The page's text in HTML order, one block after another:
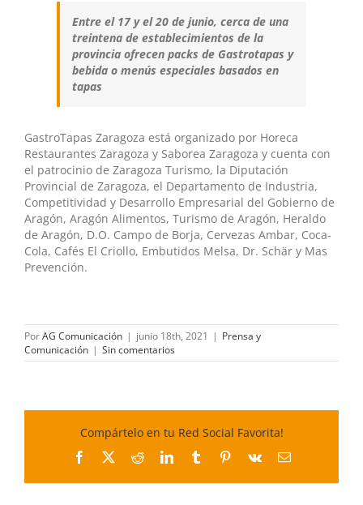
Entre el 17 y el 20 de junio, cerca de una
treintena de establecimientos de la
provincia ofrecen packs de Gastrotapas y
bebida o menús especiales basados en
tapas
GastroTapas Zaragoza está organizado por Horeca
Restaurantes Zaragoza y Saborea Zaragoza y cuenta con
el patrocinio de Zaragoza Turismo, la Diputación
Provincial de Zaragoza, el Departamento de Industria,
Competitividad y Desarrollo Empresarial del Gobierno de
Aragón, Aragón Alimentos, Turismo de Aragón, Heraldo
de Aragón, D.O. Campo de Borja, Cervezas Ambar, Coca-
Cola, Cafés El Criollo, Embutidos Melsa, Dr. Schär y Mas
Prevención.
PorAG Comunicación | junio 18th, 2021 | Prensa y
Comunicación | Sin comentarios
Compártelo en tu Red Social Favorita!
Facebook
X RedditLinkedInTumblrPinterest
Vk
Correo